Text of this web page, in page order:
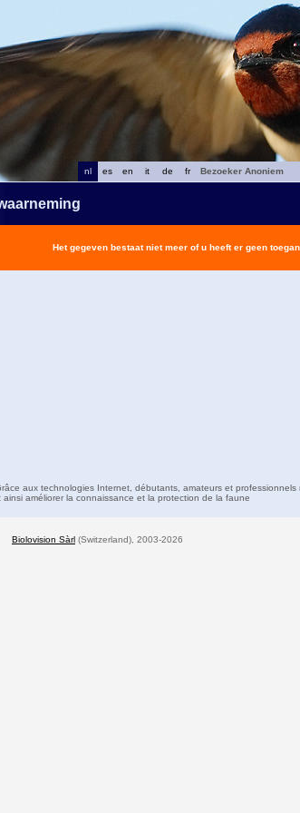
fr
de
it
en
es
nl
Bezoeker Anoniem
Het gegeven bestaat niet meer of u heeft er geen
aux technologies Internet, débutants, amateurs et professionnels
améliorer la connaissance et la protection de la faune
Biolovision Sàrl (Switzerland), 2003-2026